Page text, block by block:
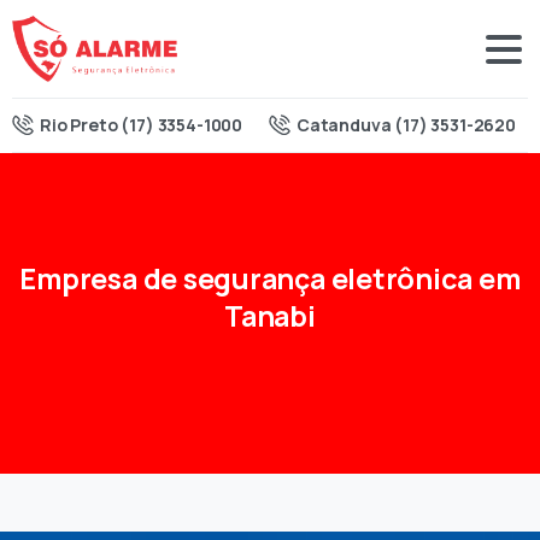
Rio Preto (17) 3354-1000 Catanduva (17) 3531-2620
Empresa desegurança eletrônica em
Tanabi